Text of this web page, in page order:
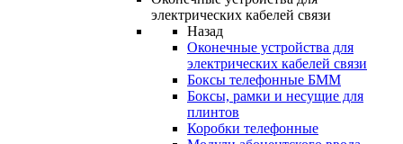
электрических кабелей связи
Назад
Оконечные устройства для
электрических кабелей связи
Боксы телефонные БММ
Боксы, рамки и несущие для
плинтов
Коробки телефонные